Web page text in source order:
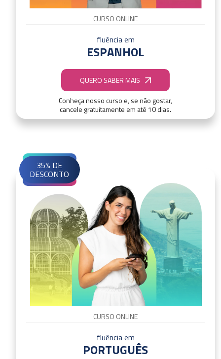
CURSO ONLINE
fluência em
ESPANHOL
QUERO SABER MAIS
Conheça nosso curso e, se não gostar,
cancele gratuitamente em até 10 dias.
CURSO ONLINE
fluência em
PORTUGUÊS
35% DE
DESCONTO